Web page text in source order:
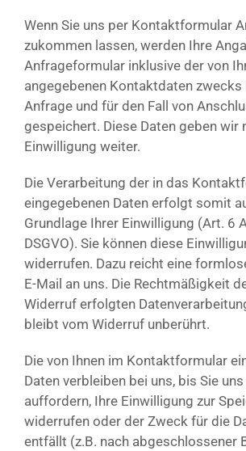
Wenn Sie uns per Kontaktformular
zukommen lassen, werden Ihre
Anfrageformular inklusive der von
angegebenen Kontaktdaten
Anfrage und für den Fall von
gespeichert. Diese Daten geben wir
Einwilligung weiter.
Die Verarbeitung der in das
eingegebenen Daten erfolgt somit
Grundlage Ihrer Einwilligung (Art. 6
DSGVO). Sie können diese
widerrufen. Dazu reicht eine
E-Mail an uns. Die Rechtmäßigkeit
Widerruf erfolgten
bleibt vom Widerruf unberührt.
Die von Ihnen im Kontaktformular
Daten verbleiben bei uns, bis Sie
auffordern, Ihre Einwilligung zur
widerrufen oder der Zweck für die
entfällt (z.B. nach abgeschlossener